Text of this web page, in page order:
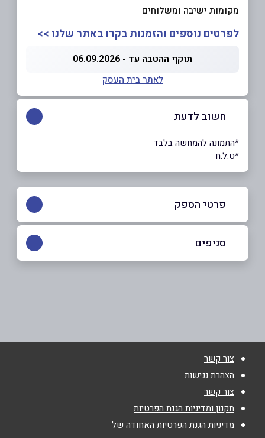
מקומות ישיבה ומשלוחים
לפרטים נוספים והזמנות בקרו באתר שלנו >>
תוקף ההטבה עד - 06.09.2026
לאתר בית העסק
חשוב לדעת
*התמונה להמחשה בלבד
*ט.ל.ח
פרטי הספק
באתר
טלפון*
סניפים
צור קשר
הצהרת נגישות
צור קשר
תקנון ומדיניות הגנת הפרטיות
מדיניות הגנת הפרטיות האחודה של